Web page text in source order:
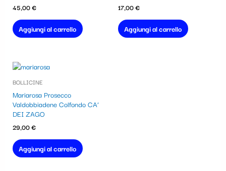
45,00€
Aggiungi al carrello
17,00€
Aggiungi al carrello
BOLLICINE
Mariarosa Prosecco
Valdobbiadene Colfondo CA’
DEI ZAGO
29,00€
Aggiungi al carrello